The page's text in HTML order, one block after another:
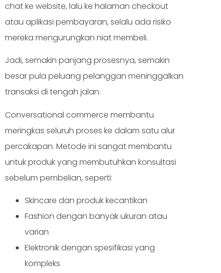
chat ke website, lalu ke halaman checkout
atau aplikasi pembayaran, selalu ada risiko
mereka mengurungkan niat membeli.
Jadi, semakin panjang prosesnya, semakin
besar pula peluang pelanggan meninggalkan
transaksi di tengah jalan.
Conversational commerce membantu
meringkas seluruh proses ke dalam satu alur
percakapan. Metode ini sangat membantu
untuk produk yang membutuhkan konsultasi
sebelum pembelian, seperti:
Skincare dan produk kecantikan
Fashion dengan banyak ukuran atau
varian
Elektronik dengan spesifikasi yang
kompleks